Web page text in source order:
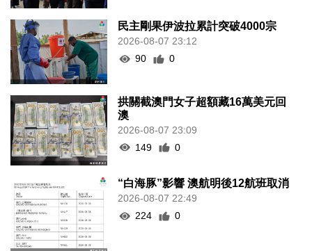
民主剛果伊波拉累計突破4000宗
2026-08-07 23:12
90
0
拱關截澳門女子超額藏16萬美元回
澳
2026-08-07 23:09
149
0
“白海豚”影響 澳航明後12航班取消
2026-08-07 22:49
224
0